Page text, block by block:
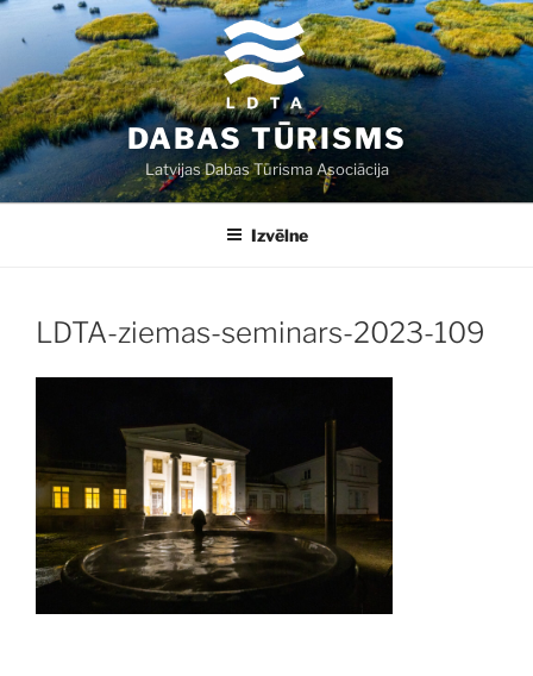
Doties
saturu
DABAS TŪRISMS
Latvijas Dabas Tūrisma Asociācija
Izvēlne
LDTA-ziemas-seminars-2023-109